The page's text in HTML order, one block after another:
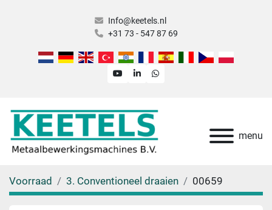
Info@keetels.nl
+31 73 - 547 87 69
youtubelinkedinwhatsapp
menu
Voorraad 3. Conventioneel draaien 00659